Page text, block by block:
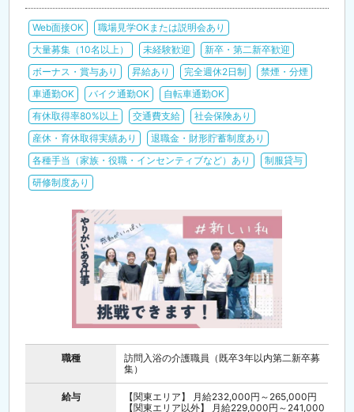
Web面接OK
職場見学OKまたは説明会あり
大量募集（10名以上）
未経験歓迎
新卒・第二新卒歓迎
ボーナス・賞与あり
昇給あり 完全週休2日制
禁煙・分煙
車通勤OK
バイク通勤OK
自転車通勤OK
有休取得率80%以上
交通費支給
社会保険あり
産休・育休取得実績あり
退職金・財形貯蓄制度あり
各種手当（家族・役職・インセンティブなど）あり
制服貸与
研修制度あり
職種
訪問入浴の介護職員（既卒3年以内第二新卒募
集）
給与
【関東エリア】 月給232,000円～265,000円
【関東エリア以外】 月給229,000円～241,000